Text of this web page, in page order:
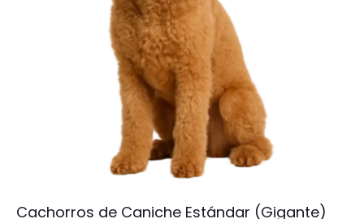
Cachorros de Caniche Estándar (Gigante)